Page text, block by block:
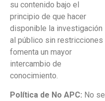
su contenido bajo el
principio de que hacer
disponible la investigación
al público sin restricciones
fomenta un mayor
intercambio de
conocimiento.
Política de No APC: No se